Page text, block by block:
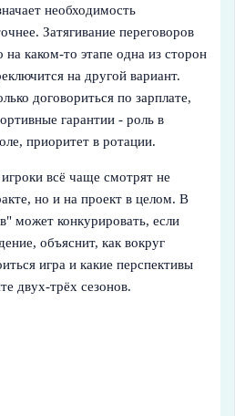
необходимость
Затягивание переговоров
каком-то этапе одна из сторон
на другой вариант.
договориться по зарплате,
гарантии - роль в
приоритет в ротации.
всё чаще смотрят не
но и на проект в целом. В
может конкурировать, если
объяснит, как вокруг
игра и какие перспективы
двух-трёх сезонов.